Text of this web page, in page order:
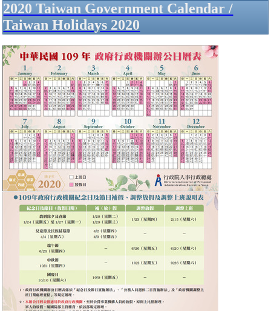
2020 Taiwan Government Calendar /
Taiwan Holidays 2020